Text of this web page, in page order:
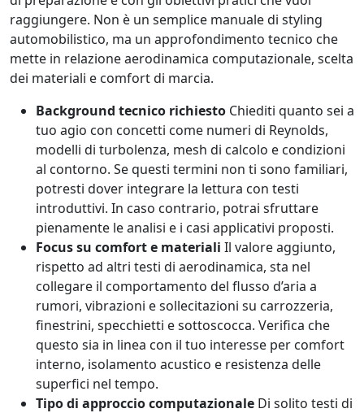
raggiungere. Non è un semplice manuale di styling
automobilistico, ma un approfondimento tecnico che
mette in relazione aerodinamica computazionale, scelta
dei materiali e comfort di marcia.
Background tecnico richiesto Chiediti quanto sei a
tuo agio con concetti come numeri di Reynolds,
modelli di turbolenza, mesh di calcolo e condizioni
al contorno. Se questi termini non ti sono familiari,
potresti dover integrare la lettura con testi
introduttivi. In caso contrario, potrai sfruttare
pienamente le analisi e i casi applicativi proposti.
Focus su comfort e materiali Il valore aggiunto,
rispetto ad altri testi di aerodinamica, sta nel
collegare il comportamento del flusso d’aria a
rumori, vibrazioni e sollecitazioni su carrozzeria,
finestrini, specchietti e sottoscocca. Verifica che
questo sia in linea con il tuo interesse per comfort
interno, isolamento acustico e resistenza delle
superfici nel tempo.
Tipo di approccio computazionale Di solito testi di